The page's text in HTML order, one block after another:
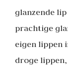
glanzende
prachtige
eigen lippen
droge